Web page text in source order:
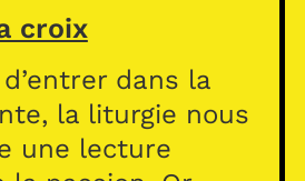
croix
dans la
la liturgie nous
une lecture